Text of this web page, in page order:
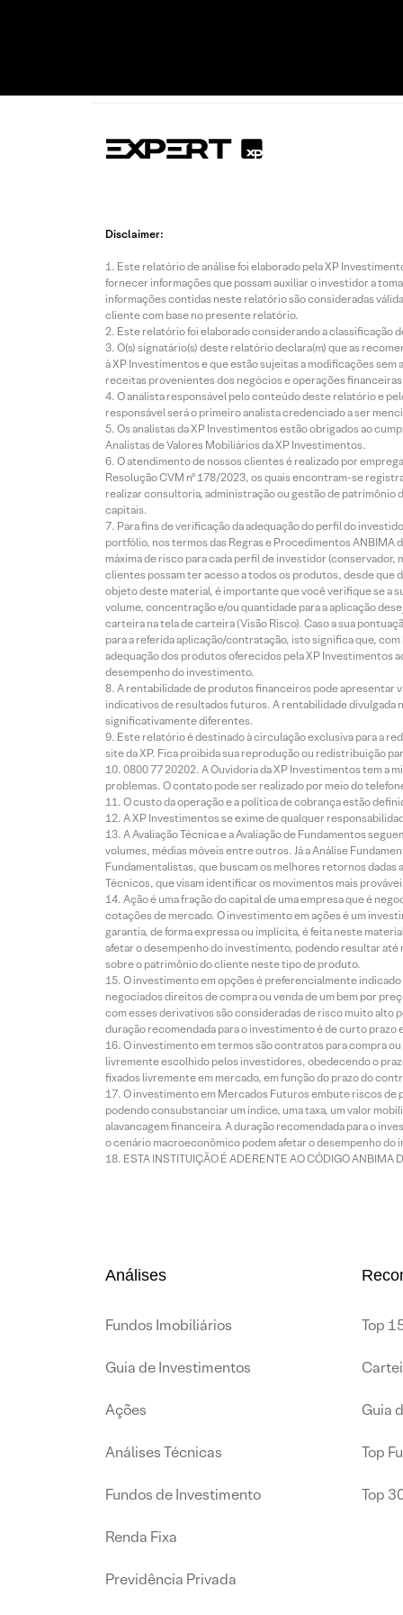
Disclaimer:
Este relatório de análise foi elaborado pela XP
fornecer informações que possam auxiliar o investidor a
informações contidas neste relatório são consideradas
cliente com base no presente relatório.
Este relatório foi elaborado considerando a classificação
O(s) signatário(s) deste relatório declara(m) que as
à XP Investimentos e que estão sujeitas a modificações
receitas provenientes dos negócios e operações
O analista responsável pelo conteúdo deste relatório e
responsável será o primeiro analista credenciado a ser
Os analistas da XP Investimentos estão obrigados ao
Analistas de Valores Mobiliários da XP Investimentos.
O atendimento de nossos clientes é realizado por
Resolução CVM nº 178/2023, os quais encontram-se
realizar consultoria, administração ou gestão de patrimônio
capitais.
Para fins de verificação da adequação do perfil do
portfólio, nos termos das Regras e Procedimentos
máxima de risco para cada perfil de investidor
clientes possam ter acesso a todos os produtos, desde que
objeto deste material, é importante que você verifique se a
volume, concentração e/ou quantidade para a aplicação
carteira na tela de carteira (Visão Risco). Caso a sua
para a referida aplicação/contratação, isto significa que,
adequação dos produtos oferecidos pela XP Investimentos
desempenho do investimento.
A rentabilidade de produtos financeiros pode apresentar
indicativos de resultados futuros. A rentabilidade divulgada
significativamente diferentes.
Este relatório é destinado à circulação exclusiva para a
site da XP. Fica proibida sua reprodução ou redistribuição
0800 77 20202. A Ouvidoria da XP Investimentos tem a
problemas. O contato pode ser realizado por meio do
O custo da operação e a política de cobrança estão
A XP Investimentos se exime de qualquer
A Avaliação Técnica e a Avaliação de Fundamentos
volumes, médias móveis entre outros. Já a Análise
Fundamentalistas, que buscam os melhores retornos
Técnicos, que visam identificar os movimentos mais
Ação é uma fração do capital de uma empresa que é
cotações de mercado. O investimento em ações é um
garantia, de forma expressa ou implícita, é feita neste
afetar o desempenho do investimento, podendo resultar
sobre o patrimônio do cliente neste tipo de produto.
O investimento em opções é preferencialmente
negociados direitos de compra ou venda de um bem por
com esses derivativos são consideradas de risco muito alto
duração recomendada para o investimento é de curto
O investimento em termos são contratos para compra
livremente escolhido pelos investidores, obedecendo o
fixados livremente em mercado, em função do prazo do
O investimento em Mercados Futuros embute riscos
podendo consubstanciar um índice, uma taxa, um valor
alavancagem financeira. A duração recomendada para o
o cenário macroeconômico podem afetar o desempenho do
ESTA INSTITUIÇÃO É ADERENTE AO CÓDIGO ANBIMA
Análises
Fundos Imobiliários
Guia de Investimentos
Ações
Análises Técnicas
Fundos de Investimento
Renda Fixa
Previdência Privada
Top
Guia
Top
Top